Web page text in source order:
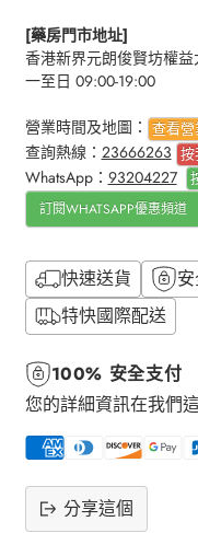
[藥房門市地址]
香港新界元朗俊賢坊權
一至日 09:00-19:00
營業時間及地圖： 查看
查詢熱線： 23666263 按
WhatsApp： 93204227
訂閱WHATSAPP優惠頻道
快速送貨
特快國際配送
100% 安全支付
您的詳細資訊在我們
分享這個